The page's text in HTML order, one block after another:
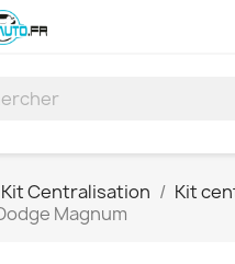
Kit Centralisation
Kit
Magnum